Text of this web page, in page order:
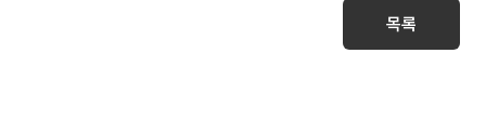
목록